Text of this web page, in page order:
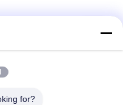
Ekspansi
for?